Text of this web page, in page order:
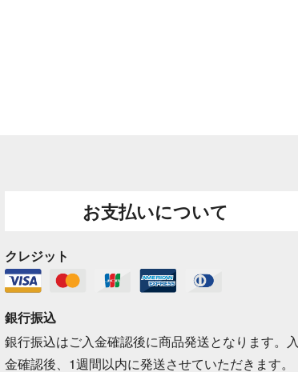
お支払いについて
クレジット
銀行振込
銀行振込はご入金確認後に商品発送となります。入
金確認後、1週間以内に発送させていただきます。